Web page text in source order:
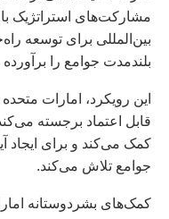
مشارکت‌های استراتژیک
بین‌المللی برای توسعه
بلندمدت جوامع را
این رویکرد، امارات
قابل اعتماد برجسته
کمک می‌کند و برای ایجاد
جوامع تلاش می‌کند.
کمک‌های بشردوستانه